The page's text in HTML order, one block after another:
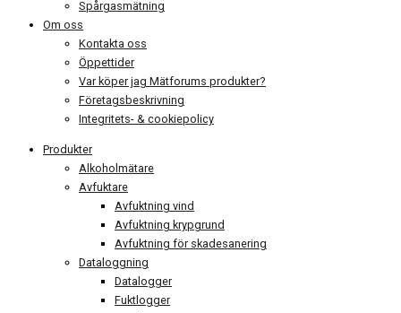
Spårgasmätning
Om oss
Kontakta oss
Öppettider
Var köper jag Mätforums produkter?
Företagsbeskrivning
Integritets- & cookiepolicy
Produkter
Alkoholmätare
Avfuktare
Avfuktning vind
Avfuktning krypgrund
Avfuktning för skadesanering
Dataloggning
Datalogger
Fuktlogger